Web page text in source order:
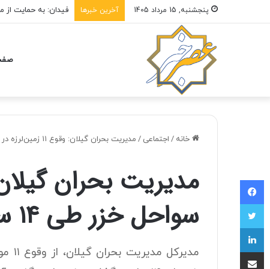
پنجشنبه, 15 مرداد 1405 آخرین خبرها فیدان: به حمایت از
خانه / اجتماعی / مدیریت بحران گیلان: وقوع ۱۱ زمین لرزه در سواحل خزر طی ۱۴ ساعت گذشته
سواحل خزر طی ۱۴ ساعت گذشته